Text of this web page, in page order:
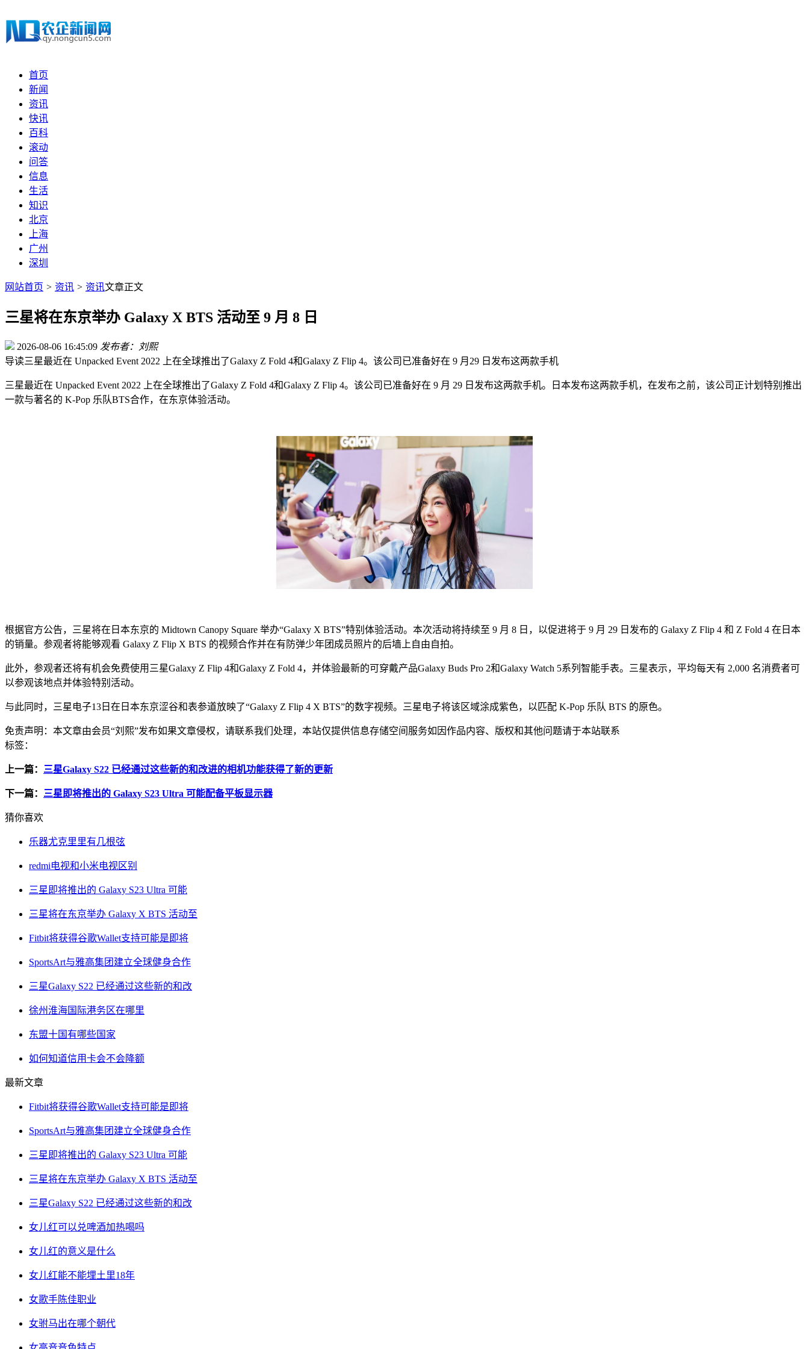
首页
新闻
资讯
快讯
百科
滚动
问答
信息
生活
知识
北京
上海
广州
深圳
网站首页 > 资讯 > 资讯文章正文
三星将在东京举办 Galaxy X BTS 活动至 9 月 8 日
2026-08-06 16:45:09 发布者：刘熙
导读三星最近在 Unpacked Event 2022 上在全球推出了Galaxy Z Fold 4和Galaxy Z Flip 4。该公司已准备好在 9 月29 日发布这两款手机
三星最近在 Unpacked Event 2022 上在全球推出了Galaxy Z Fold 4和Galaxy Z Flip 4。该公司已准备好在 9 月 29 日发布这两款手机。日本发布这两款手机，在发布之前，该公司正计划特别推出
一款与著名的 K-Pop 乐队BTS合作，在东京体验活动。
根据官方公告，三星将在日本东京的 Midtown Canopy Square 举办“Galaxy X BTS”特别体验活动。本次活动将持续至 9 月 8 日，以促进将于 9 月 29 日发布的 Galaxy Z Flip 4 和 Z Fold 4 在日本
的销量。参观者将能够观看 Galaxy Z Flip X BTS 的视频合作并在有防弹少年团成员照片的后墙上自由自拍。
此外，参观者还将有机会免费使用三星Galaxy Z Flip 4和Galaxy Z Fold 4，并体验最新的可穿戴产品Galaxy Buds Pro 2和Galaxy Watch 5系列智能手表。三星表示，平均每天有 2,000 名消费者可
以参观该地点并体验特别活动。
与此同时，三星电子13日在日本东京涩谷和表参道放映了“Galaxy Z Flip 4 X BTS”的数字视频。三星电子将该区域涂成紫色，以匹配 K-Pop 乐队 BTS 的原色。
免责声明： 本文章由会员“刘熙”发布如果文章侵权，请联系我们处理，本站仅提供信息存储空间服务如因作品内容、版权和其他问题请于本站联系
标签：
上一篇： 三星Galaxy S22 已经通过这些新的和改进的相机功能获得了新的更新
下一篇： 三星即将推出的 Galaxy S23 Ultra 可能配备平板显示器
猜你喜欢
乐器尤克里里有几根弦
redmi电视和小米电视区别
三星即将推出的 Galaxy S23 Ultra 可能
三星将在东京举办 Galaxy X BTS 活动至
Fitbit将获得谷歌Wallet支持可能是即将
SportsArt与雅高集团建立全球健身合作
三星Galaxy S22 已经通过这些新的和改
徐州淮海国际港务区在哪里
东盟十国有哪些国家
如何知道信用卡会不会降额
最新文章
Fitbit将获得谷歌Wallet支持可能是即将
SportsArt与雅高集团建立全球健身合作
三星即将推出的 Galaxy S23 Ultra 可能
三星将在东京举办 Galaxy X BTS 活动至
三星Galaxy S22 已经通过这些新的和改
女儿红可以兑啤酒加热喝吗
女儿红的意义是什么
女儿红能不能埋土里18年
女歌手陈佳职业
女驸马出在哪个朝代